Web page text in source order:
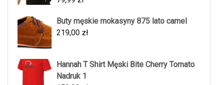
Buty męskie mokasyny 875 lato camel
219,00 zł
Hannah T Shirt Męski Bite Cherry Tomato
Nadruk 1